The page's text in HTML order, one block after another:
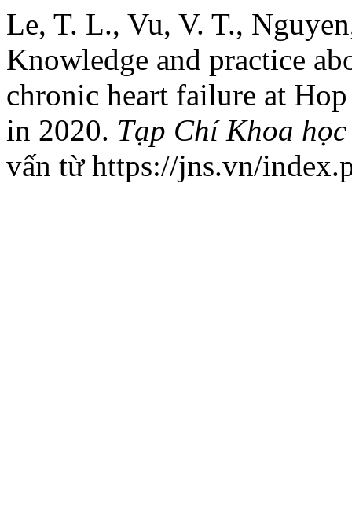
Le, T. L., Vu, V. T.,
Knowledge and practice
chronic heart failure at
in 2020. Tạp Chí Khoa
vấn từ https://jns.vn/